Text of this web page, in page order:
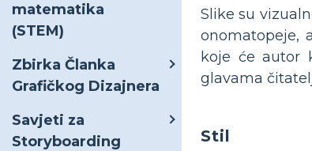
matematika
(STEM)
Zbirka Članka
Grafičkog Dizajnera
Savjeti za
Storyboarding
Slike su
onomatopeje,
koje će autor
glavama
Stil